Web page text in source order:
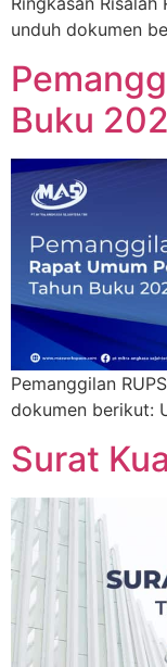
unduh dokumen
Buku
Pemanggilan
dokumen berikut:
Surat